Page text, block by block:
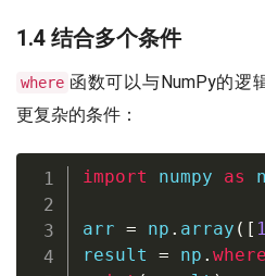
1.4 结合多个条件
where 函数可以与NumPy的逻
更复杂的条件：
import numpy as
arr = np . array ( [ 1
result = np . where